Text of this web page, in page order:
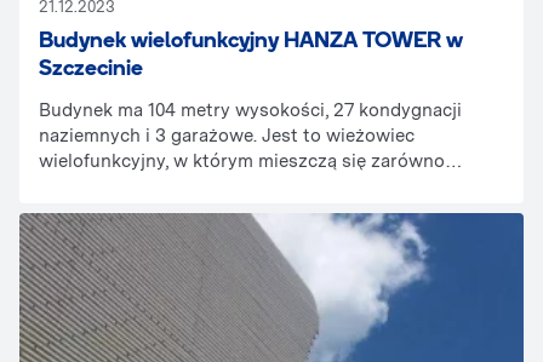
21.12.2023
Budynek wielofunkcyjny HANZA TOWER w
Szczecinie
Budynek ma 104 metry wysokości, 27 kondygnacji
naziemnych i 3 garażowe. Jest to wieżowiec
wielofunkcyjny, w którym mieszczą się zarówno
usługowo-handlowa i rekreacyjna.